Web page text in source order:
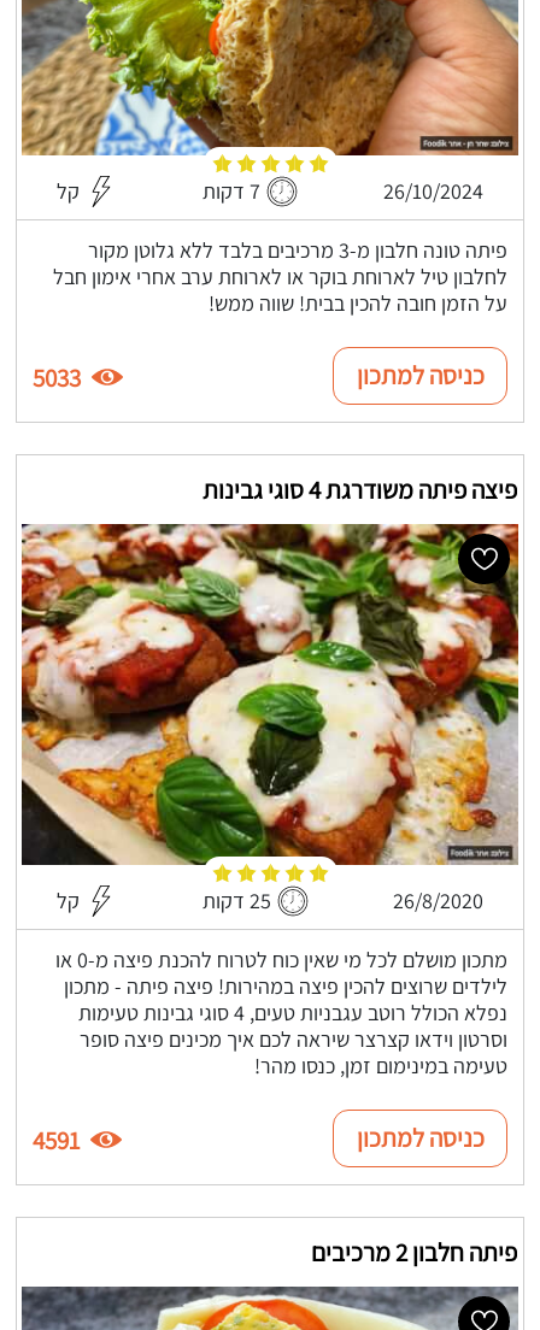
26/10/2024 7 דקות קל
פיתה טונה חלבון מ-3 מרכיבים בלבד ללא גלוטן מקור
לחלבון טיל לארוחת בוקר או לארוחת ערב אחרי אימון חבל
על הזמן חובה להכין בבית! שווה ממש!
כניסה למתכון 5033
פיצה פיתה משודרגת 4 סוגי גבינות
26/8/2020 25 דקות קל
מתכון מושלם לכל מי שאין כוח לטרוח להכנת פיצה מ-0 או
לילדים שרוצים להכין פיצה במהירות! פיצה פיתה - מתכון
נפלא הכולל רוטב עגבניות טעים, 4 סוגי גבינות טעימות
וסרטון וידאו קצרצר שיראה לכם איך מכינים פיצה סופר
טעימה במינימום זמן, כנסו מהר!
כניסה למתכון 4591
פיתה חלבון 2 מרכיבים